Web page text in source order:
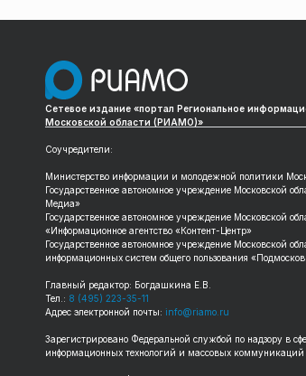
Сетевое издание «портал Региональное
Московской области (РИАМО)»
Соучредители:
Министерство информации и молодежной политики
Государственное автономное учреждение Московской
Медиа»
Государственное автономное учреждение Московской
«Информационное агентство «Контент-Центр»
Государственное автономное учреждение Московской
информационных систем общего пользования
Главный редактор: Богдашкина Е.В.
Тел.: 8 (495) 223-35-11
Адрес электронной почты:info@riamo.ru
Зарегистрировано Федеральной службой по надзору в
информационных технологий и массовых коммуникаций